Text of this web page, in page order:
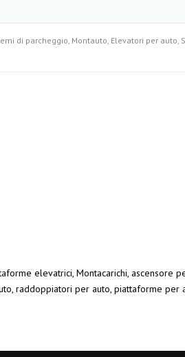
di parcheggio, Montauto, Elevatori per auto,
elevatrici, Montacarichi, ascensore
raddoppiatori per auto, piattaforme per